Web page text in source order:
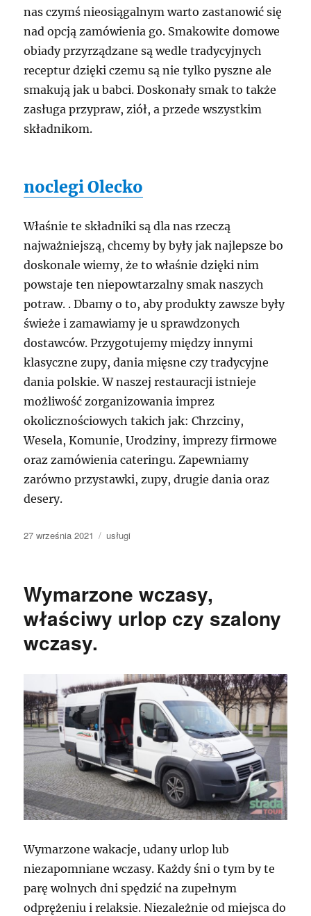
nas czymś nieosiągalnym warto zastanowić się
nad opcją zamówienia go. Smakowite domowe
obiady przyrządzane są wedle tradycyjnych
receptur dzięki czemu są nie tylko pyszne ale
smakują jak u babci. Doskonały smak to także
zasługa przypraw, ziół, a przede wszystkim
składnikom.
noclegi Olecko
Właśnie te składniki są dla nas rzeczą
najważniejszą, chcemy by były jak najlepsze bo
doskonale wiemy, że to właśnie dzięki nim
powstaje ten niepowtarzalny smak naszych
potraw. . Dbamy o to, aby produkty zawsze były
świeże i zamawiamy je u sprawdzonych
dostawców. Przygotujemy między innymi
klasyczne zupy, dania mięsne czy tradycyjne
dania polskie. W naszej restauracji istnieje
możliwość zorganizowania imprez
okolicznościowych takich jak: Chrzciny,
Wesela, Komunie, Urodziny, imprezy firmowe
oraz zamówienia cateringu. Zapewniamy
zarówno przystawki, zupy, drugie dania oraz
desery.
Data
27 września 2021 Kategorie
usługi
Wymarzone wczasy,
właściwy urlop czy szalony
wczasy.
Wymarzone wakacje, udany urlop lub
niezapomniane wczasy. Każdy śni o tym by te
parę wolnych dni spędzić na zupełnym
odprężeniu i relaksie. Niezależnie od miejsca do